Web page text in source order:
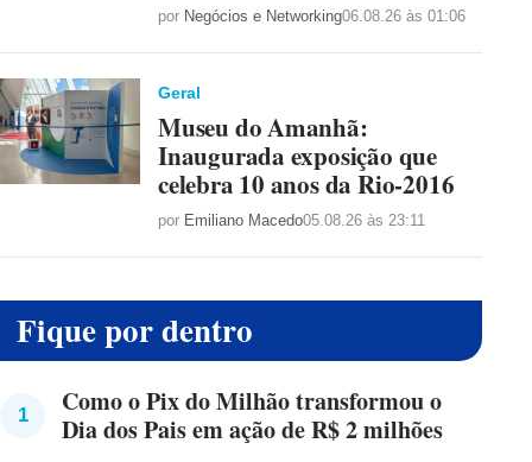
por Negócios e Networking06.08.26 às 01:06
Geral
Museu do Amanhã:
Inaugurada exposição que
celebra 10 anos da Rio-2016
por Emiliano Macedo05.08.26 às 23:11
Fique por dentro
Como o Pix do Milhão transformou o
Dia dos Pais em ação de R$ 2 milhões